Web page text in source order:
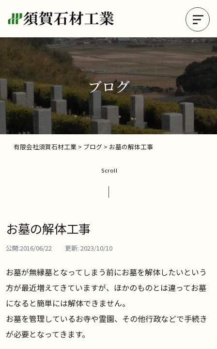
ブログ
有限会社須賀石材工業 > ブログ > お墓の解体工事
Scroll
お墓の解体工事
公開:2016/06/22 更新: 2023/10/10
お墓が無縁墓となってしまう前にお墓を解体したいという
方が最近増えてきていますが、ほかのものとは違ってお墓
になると簡単には解体できません。
お墓を管理しているお寺や霊園、その他行政などで手続き
が必要となってきます。